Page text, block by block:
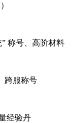
称号、高阶材料
跨服称号
经验丹